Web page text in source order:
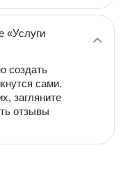
«Услуги
создать
сами.
загляните
отзывы